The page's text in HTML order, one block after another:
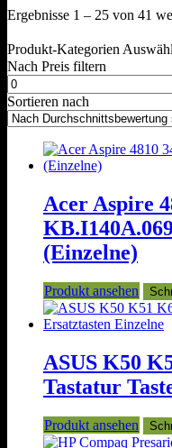
Ergebnisse 1 – 25 von 41
Produkt-Kategorien
Nach Preis filtern
Min.
Preis
Sortieren nach
Acer Aspire
(Einzelne)
Produkt ansehen
ASUS K50
Tastatur
Produkt ansehen